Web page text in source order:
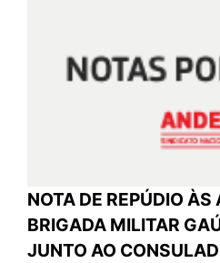
NOTA DE REPÚDIO ÀS
BRIGADA MILITAR
JUNTO AO